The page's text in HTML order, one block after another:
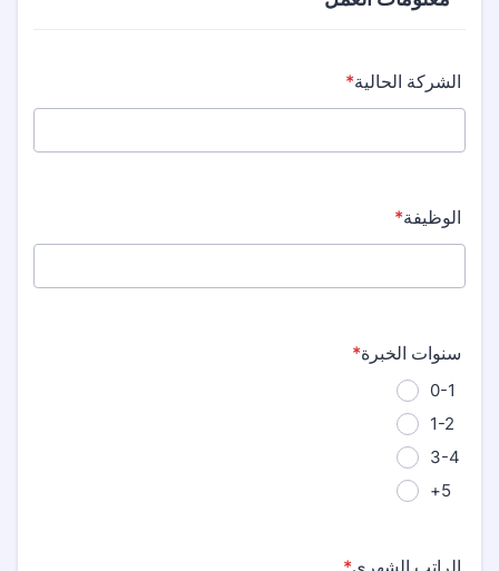
الشركة الحالية*
الوظيفة*
سنوات الخبرة*
0-1
1-2
3-4
5+
الراتب الشهري*